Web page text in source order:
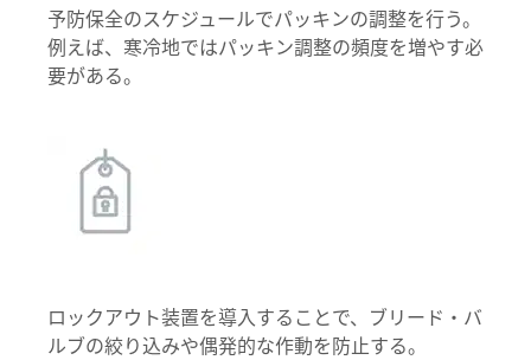
予防保全のスケジュールでパッキンの調整を行う。
例えば、寒冷地ではパッキン調整の頻度を増やす必
要がある。
ロックアウト装置を導入することで、ブリード・バ
ルブの絞り込みや偶発的な作動を防止する。